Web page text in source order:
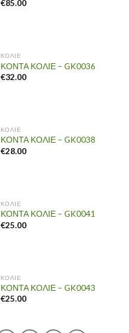
€85.00
ΚΟΛΙΕ
ΚΟΝΤΑ ΚΟΛΙΕ – GK0036
€32.00
ΚΟΛΙΕ
ΚΟΝΤΑ ΚΟΛΙΕ – GK0038
€28.00
ΚΟΛΙΕ
ΚΟΝΤΑ ΚΟΛΙΕ – GK0041
€25.00
ΚΟΛΙΕ
ΚΟΝΤΑ ΚΟΛΙΕ – GK0043
€25.00